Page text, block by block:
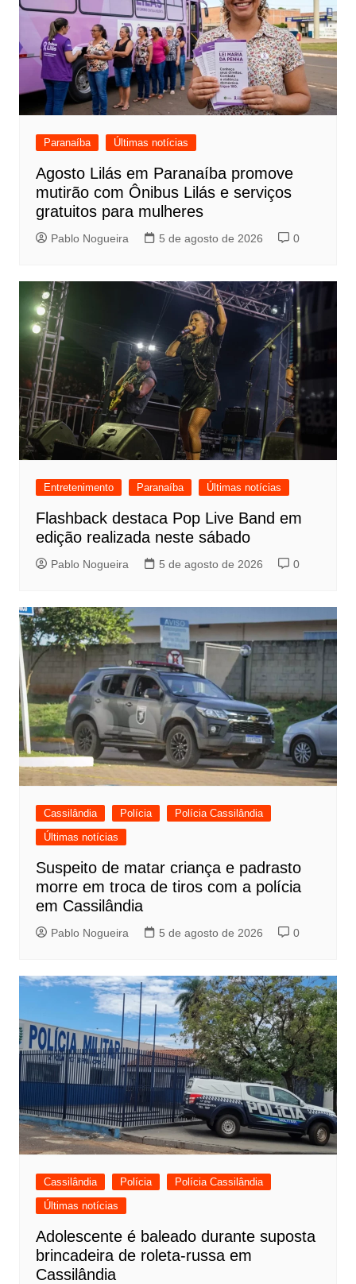
Paranaíba Últimas notícias
Agosto Lilás em Paranaíba promove
mutirão com Ônibus Lilás e serviços
gratuitos para mulheres
Pablo Nogueira 5 de agosto de 2026 0
Entretenimento Paranaíba Últimas notícias
Flashback destaca Pop Live Band em
edição realizada neste sábado
Pablo Nogueira 5 de agosto de 2026 0
Cassilândia Polícia
Polícia Cassilândia
Últimas notícias
Suspeito de matar criança e padrasto
morre em troca de tiros com a polícia
em Cassilândia
Pablo Nogueira 5 de agosto de 2026 0
Cassilândia Polícia
Polícia Cassilândia
Últimas notícias
Adolescente é baleado durante suposta
brincadeira de roleta-russa em
Cassilândia